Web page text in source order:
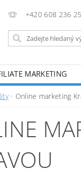
+420 608 236
MARKETING
Online marketing